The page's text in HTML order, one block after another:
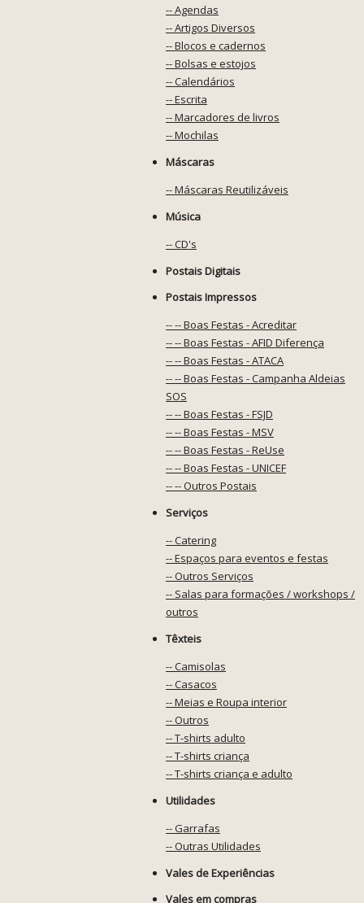
-- Agendas
-- Artigos Diversos
-- Blocos e cadernos
-- Bolsas e estojos
-- Calendários
-- Escrita
-- Marcadores de livros
-- Mochilas
Máscaras
-- Máscaras Reutilizáveis
Música
-- CD's
Postais Digitais
Postais Impressos
-- -- Boas Festas - Acreditar
-- -- Boas Festas - AFID Diferença
-- -- Boas Festas - ATACA
-- -- Boas Festas - Campanha Aldeias
SOS
-- -- Boas Festas - FSJD
-- -- Boas Festas - MSV
-- -- Boas Festas - ReUse
-- -- Boas Festas - UNICEF
-- -- Outros Postais
Serviços
-- Catering
-- Espaços para eventos e festas
-- Outros Serviços
-- Salas para formações / workshops /
outros
Têxteis
-- Camisolas
-- Casacos
-- Meias e Roupa interior
-- Outros
-- T-shirts adulto
-- T-shirts criança
-- T-shirts criança e adulto
Utilidades
-- Garrafas
-- Outras Utilidades
Vales de Experiências
Vales em compras